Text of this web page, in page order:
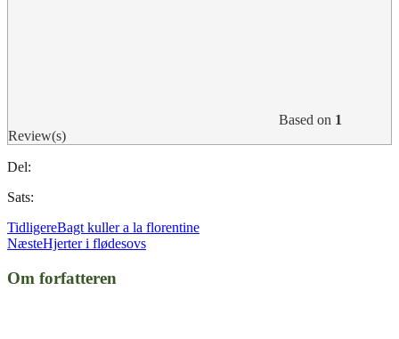
Based on 1
Review(s)
Del:
Sats:
TidligereBagt kuller a la florentine
NæsteHjerter i flødesovs
Om forfatteren